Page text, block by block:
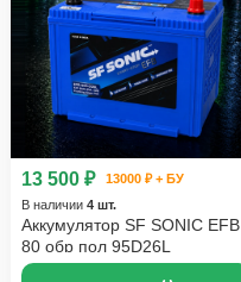
13 500 ₽
13000 ₽ + БУ
В наличии 4 шт.
Аккумулятор SF SONIC EFB
80 обр пол 95D26L